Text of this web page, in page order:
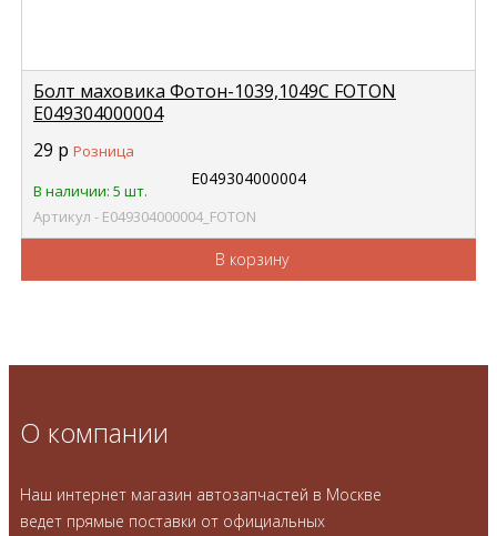
Болт маховика Фотон-1039,1049С FOTON
E049304000004
29 р Розница
В наличии: 5 шт.
Артикул - E049304000004_FOTON
В корзину
О компании
Наш интернет магазин автозапчастей в Москве
ведет прямые поставки от официальных